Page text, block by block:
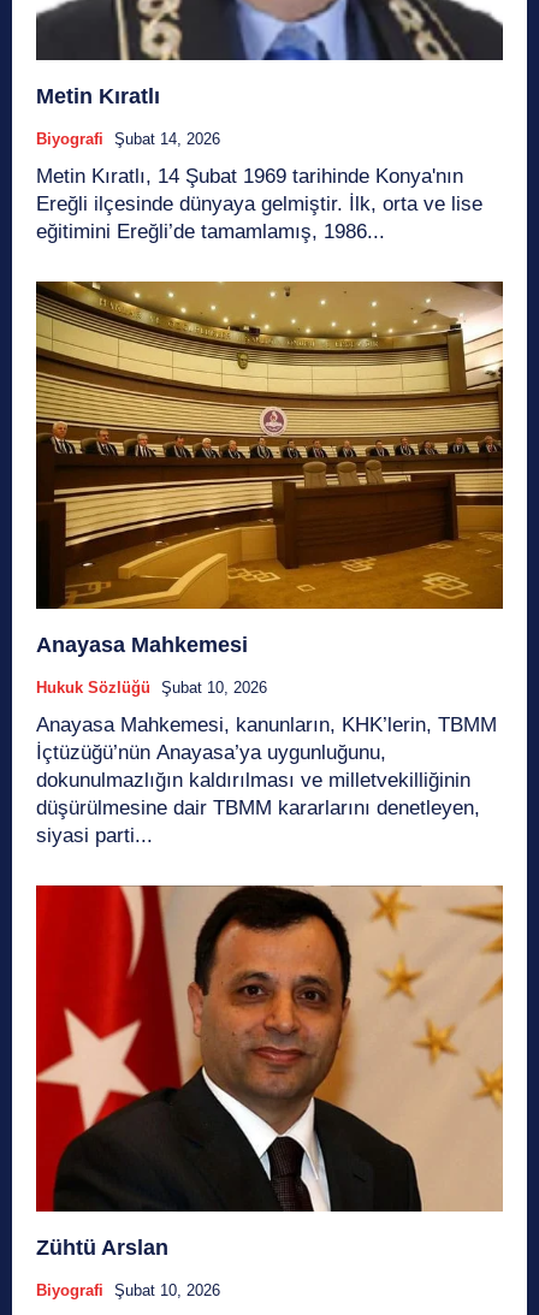
Metin Kıratlı
Biyografi Şubat 14, 2026
Metin Kıratlı, 14 Şubat 1969 tarihinde Konya'nın
Ereğli ilçesinde dünyaya gelmiştir. İlk, orta ve lise
eğitimini Ereğli’de tamamlamış, 1986...
Anayasa Mahkemesi
Hukuk Sözlüğü Şubat 10, 2026
Anayasa Mahkemesi, kanunların, KHK’lerin, TBMM
İçtüzüğü’nün Anayasa’ya uygunluğunu,
dokunulmazlığın kaldırılması ve milletvekilliğinin
düşürülmesine dair TBMM kararlarını denetleyen,
siyasi parti...
Zühtü Arslan
Biyografi Şubat 10, 2026